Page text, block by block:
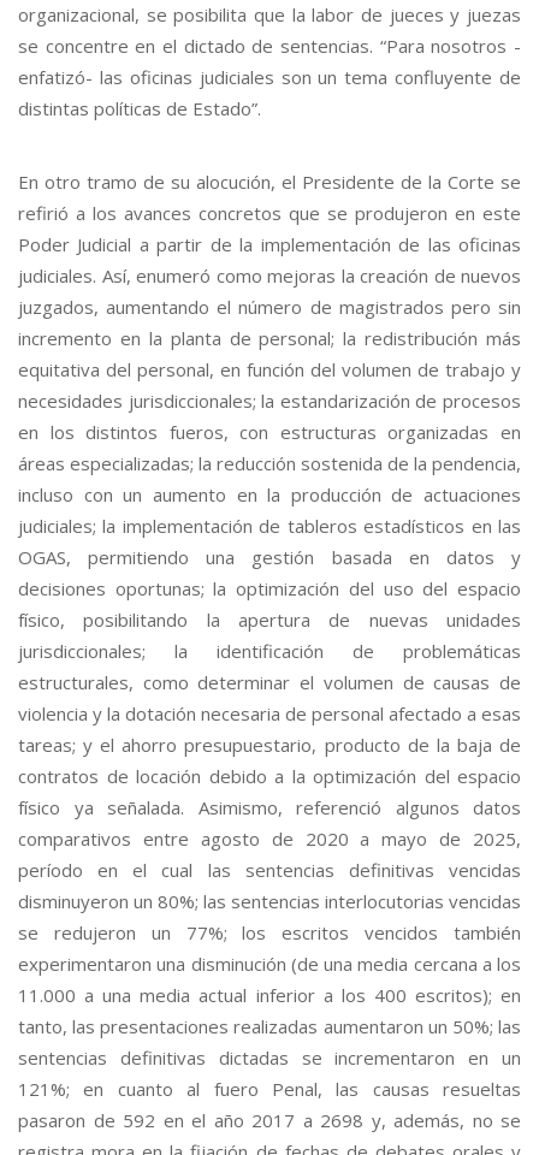
organizacional, se posibilita que la labor de jueces y juezas
se concentre en el dictado de sentencias. “Para nosotros -
enfatizó- las oficinas judiciales son un tema confluyente de
distintas políticas de Estado”.
En otro tramo de su alocución, el Presidente de la Corte se
refirió a los avances concretos que se produjeron en este
Poder Judicial a partir de la implementación de las oficinas
judiciales. Así, enumeró como mejoras la creación de nuevos
juzgados, aumentando el número de magistrados pero sin
incremento en la planta de personal; la redistribución más
equitativa del personal, en función del volumen de trabajo y
necesidades jurisdiccionales; la estandarización de procesos
en los distintos fueros, con estructuras organizadas en
áreas especializadas; la reducción sostenida de la pendencia,
incluso con un aumento en la producción de actuaciones
judiciales; la implementación de tableros estadísticos en las
OGAS, permitiendo una gestión basada en datos y
decisiones oportunas; la optimización del uso del espacio
físico, posibilitando la apertura de nuevas unidades
jurisdiccionales; la identificación de problemáticas
estructurales, como determinar el volumen de causas de
violencia y la dotación necesaria de personal afectado a esas
tareas; y el ahorro presupuestario, producto de la baja de
contratos de locación debido a la optimización del espacio
físico ya señalada. Asimismo, referenció algunos datos
comparativos entre agosto de 2020 a mayo de 2025,
período en el cual las sentencias definitivas vencidas
disminuyeron un 80%; las sentencias interlocutorias vencidas
se redujeron un 77%; los escritos vencidos también
experimentaron una disminución (de una media cercana a los
11.000 a una media actual inferior a los 400 escritos); en
tanto, las presentaciones realizadas aumentaron un 50%; las
sentencias definitivas dictadas se incrementaron en un
121%; en cuanto al fuero Penal, las causas resueltas
pasaron de 592 en el año 2017 a 2698 y, además, no se